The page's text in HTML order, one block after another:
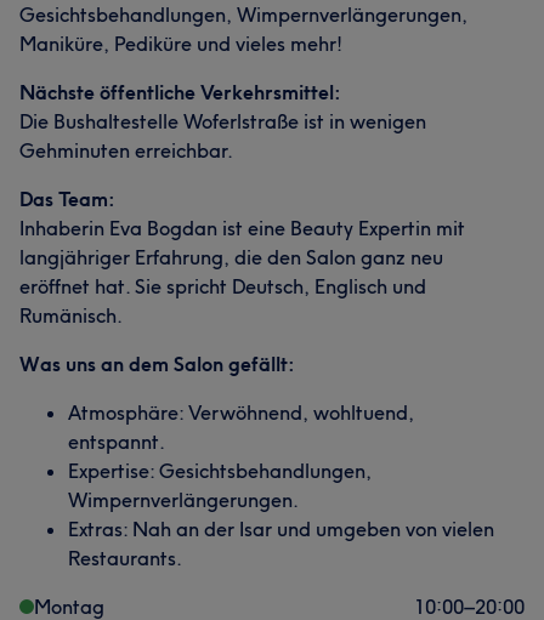
Gesichtsbehandlungen, Wimpernverlängerungen,
Maniküre, Pediküre und vieles mehr!
Nächste öffentliche Verkehrsmittel:
Die Bushaltestelle Woferlstraße ist in wenigen
Gehminuten erreichbar.
Das Team:
Inhaberin Eva Bogdan ist eine Beauty Expertin mit
langjähriger Erfahrung, die den Salon ganz neu
eröffnet hat. Sie spricht Deutsch, Englisch und
Rumänisch.
Was uns an dem Salon gefällt:
Atmosphäre: Verwöhnend, wohltuend,
entspannt.
Expertise: Gesichtsbehandlungen,
Wimpernverlängerungen.
Extras: Nah an der Isar und umgeben von vielen
Restaurants.
Montag
10:00–20:00